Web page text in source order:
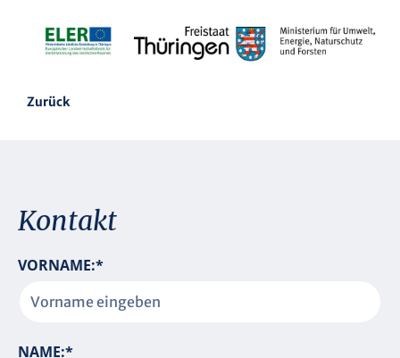
Zurück
Kontakt
P
C
VORNAME:*
P
NAME:*